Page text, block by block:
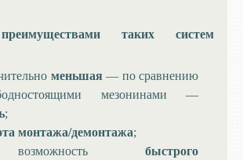
таких систем
меньшая — по сравнению
мезонинами —
;
монтажа/демонтажа;
возможность быстрого